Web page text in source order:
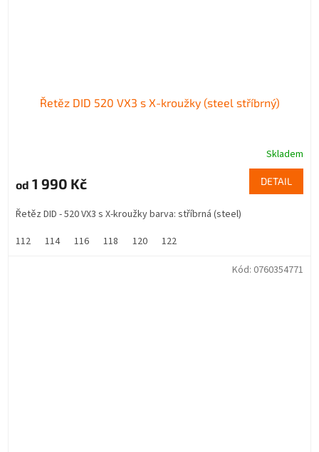
Řetěz DID 520 VX3 s X-kroužky (steel stříbrný)
Skladem
od 1 990 Kč DETAIL
Řetěz DID - 520 VX3 s X-kroužky barva: stříbrná (steel)
112
114 116 118 120 122
Kód: 0760354771